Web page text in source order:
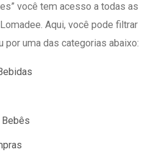
você tem acesso a todas as
Aqui, você pode filtrar
por uma das categorias abaixo:
Bebês